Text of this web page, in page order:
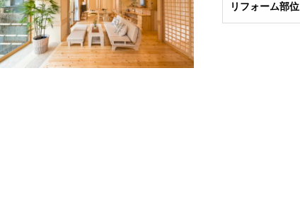
リフォーム部位